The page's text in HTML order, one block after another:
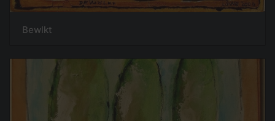
Bewlkt